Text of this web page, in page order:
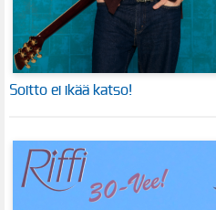
Soitto ei ikää katso!